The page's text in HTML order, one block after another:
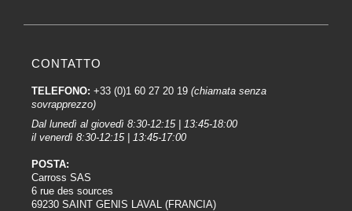
CONTATTO
TELEFONO: +33 (0)1 60 27 20 19 (chiamata senza
sovrapprezzo)
Dal lunedì al giovedì 8:30-12:15 | 13:45-18:00
il venerdì 8:30-12:15 | 13:45-17:00
POSTA:
Carross SAS
6 rue des sources
69230 SAINT GENIS LAVAL (FRANCIA)